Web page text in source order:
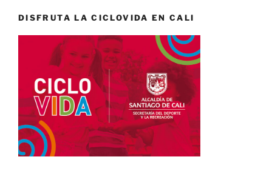
DISFRUTA LA CICLOVIDA EN CALI